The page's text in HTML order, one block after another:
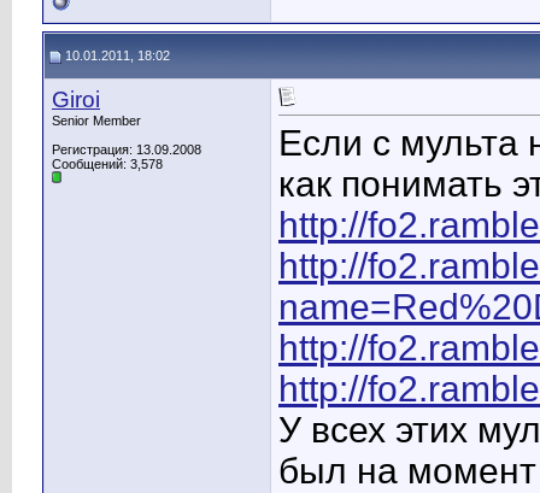
10.01.2011, 18:02
Giroi
Senior Member
Регистрация: 13.09.2008
Сообщений: 3,578
Если с мульта
как понимать
http://
http://
http://
http://
У всех этих
был на